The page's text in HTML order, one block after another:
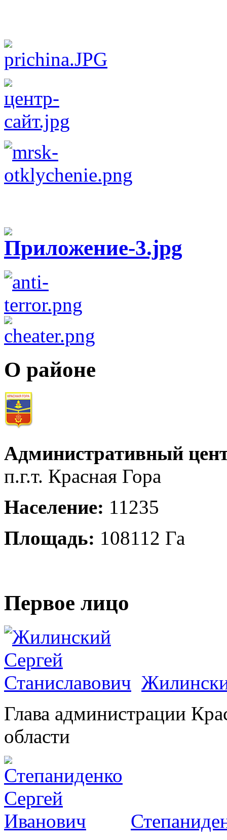
О районе
Административный
п.г.т. Красная Гора
Население: 11235
Площадь: 108112 Га
Первое лицо
Глава администрации
области